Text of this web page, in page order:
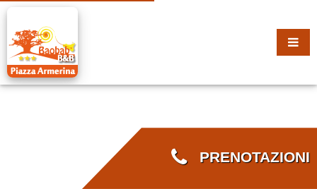
PRENOTAZIONI